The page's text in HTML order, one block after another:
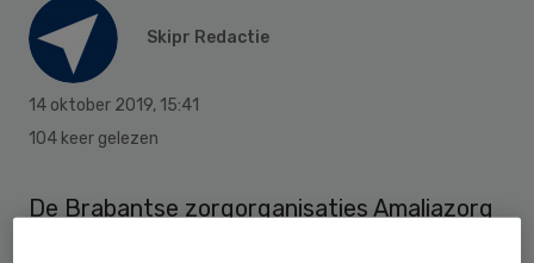
Skipr Redactie
14 oktober 2019, 15:41
104 keer gelezen
De Brabantse zorgorganisaties Amaliazorg